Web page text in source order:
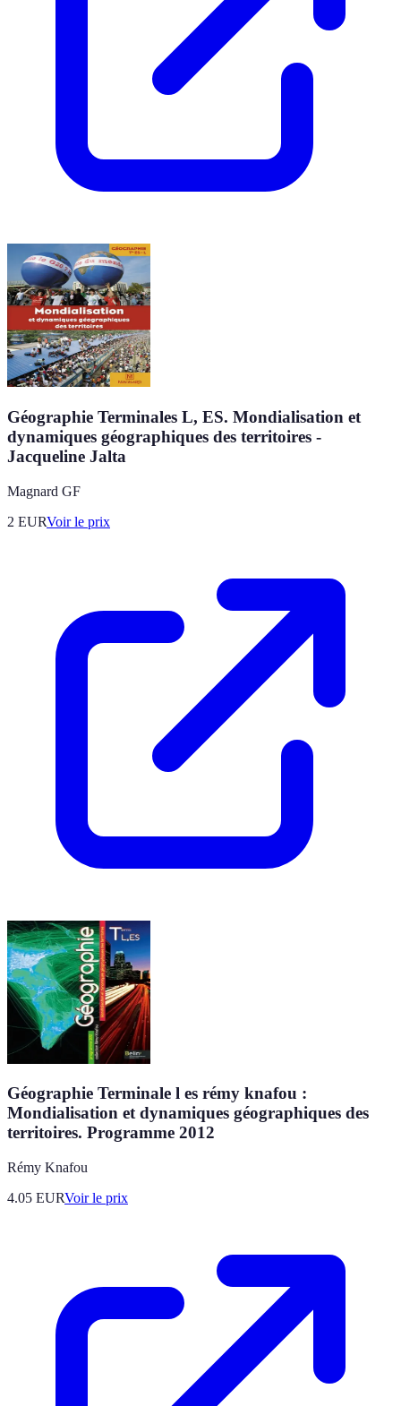
Géographie Terminales L, ES. Mondialisation et
dynamiques géographiques des territoires -
Jacqueline Jalta
Magnard GF
2 EURVoir le prix
Géographie Terminale l es rémy knafou :
Mondialisation et dynamiques géographiques des
territoires. Programme 2012
Rémy Knafou
4.05 EURVoir le prix